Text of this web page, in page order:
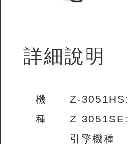
詳細說明
機
種
Z-3051HS:
Z-
引擎機種